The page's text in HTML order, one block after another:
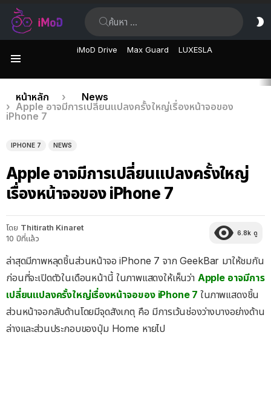
iMoD Drive Max Guard LUXESLA
เรื่อง
ล่าสุด
คุณอยู่ที่นี่:
หน้าหลัก
News
Apple อาจมีการเปลี่ยนแปลงครั้งใหญ่เรื่องหน้าจอของ
iPhone 7
IPHONE 7 NEWS
Apple อาจมีการเปลี่ยนแปลงครั้งใหญ่
เรื่องหน้าจอของ iPhone 7
โดย Thitirath Kinaret
10 ปีที่แล้ว
6.8k ดู
ล่าสุดมีภาพหลุดชิ้นส่วนหน้าจอ iPhone 7 จาก GeekBar มาให้ชมกัน
ก่อนที่จะเปิดตัวในเดือนหน้านี้ ในภาพแสดงให้เห็นว่า Apple อาจมีการ
เปลี่ยนแปลงครั้งใหญ่เรื่องหน้าจอของ iPhone 7ในภาพแสดงชิ้น
ส่วนหน้าจอกลับด้านโดยมีจุดสังเกตุ คือ มีการเว้นช่องว่างบางอย่างด้าน
ล่างและส่วนประกอบของปุ่ม Home หายไป